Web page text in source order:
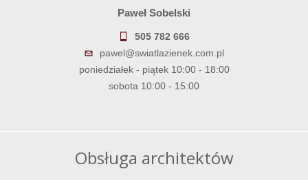
Paweł Sobelski
505 782 666
pawel@swiatlazienek.com.pl
poniedziałek - piątek 10:00 - 18:00
sobota 10:00 - 15:00
Obsługa architektów